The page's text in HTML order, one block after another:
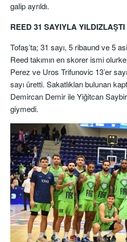
galip ayrıldı.
REED 31 SAYIYLA YILDIZLAŞTI
Tofaş’ta; 31 sayı, 5 ribaund ve 5
Reed takımın en skorer ismi
Perez ve Uros Trifunovic 13’er
sayı üretti. Sakatlıkları bulunan
Demircan Demir ile Yiğitcan
giymedi.